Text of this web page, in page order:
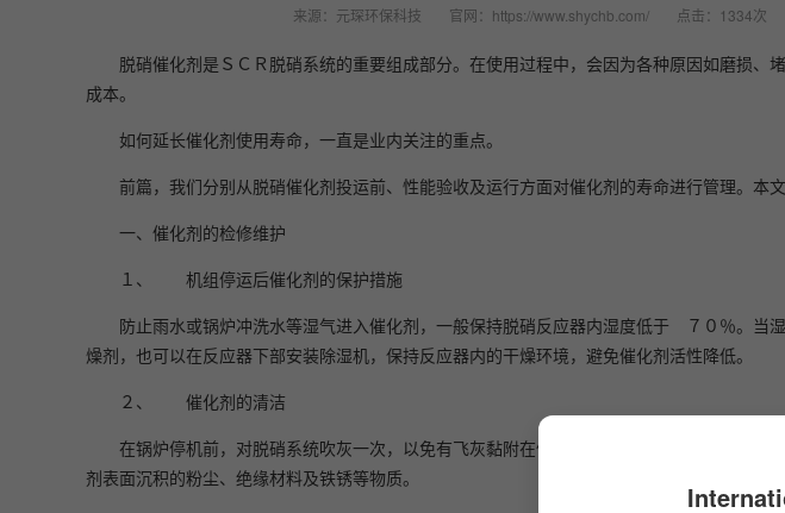
来源：元琛环保科技 官网：https://www.shychb.com/ 点击：1334次
脱硝催化剂是ＳＣＲ脱硝系统的重要组成部分。在使用过程中，会因为各种原因如磨损、
成本。
如何延长催化剂使用寿命，一直是业内关注的重点。
前篇，我们分别从脱硝催化剂投运前、性能验收及运行方面对催化剂的寿命进行管理。本
一、催化剂的检修维护
１、 机组停运后催化剂的保护措施
防止雨水或锅炉冲洗水等湿气进入催化剂，一般保持脱硝反应器内湿度低于 ７０％。当
燥剂，也可以在反应器下部安装除湿机，保持反应器内的干燥环境，避免催化剂活性降低。
２、 催化剂的清洁
在锅炉停机前，对脱硝系统吹灰一次，以免有飞灰黏附在催化剂上。机组停运后，对催化
剂表面沉积的粉尘、绝缘材料及铁锈等物质。